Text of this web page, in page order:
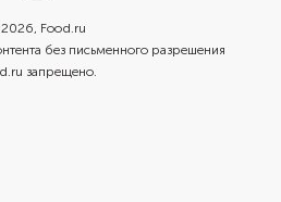
2026, Food.ru
без письменного разрешения
запрещено.